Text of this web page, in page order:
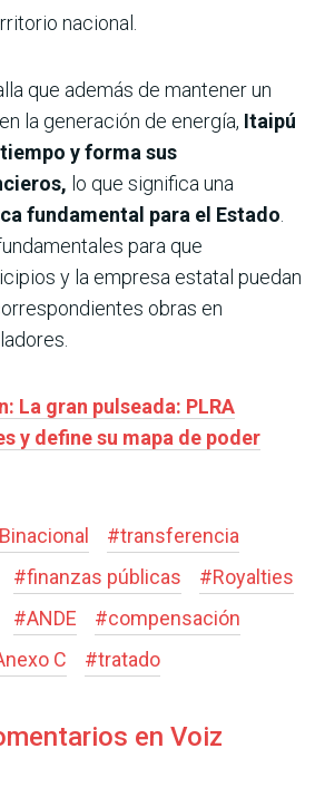
nacional.
que además de mantener un
la generación de energía, Itaipú
y forma sus
lo que significa una
fundamental para el Estado
para que
y la empresa estatal puedan
obras en
La gran pulseada: PLRA
y define su mapa de poder
#transferencia
#finanzas públicas #Royalties
#ANDE #compensación
C #tratado
en Voiz